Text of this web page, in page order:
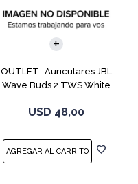
OUTLET- Auriculares JBL
Wave Buds 2 TWS White
USD 48,00